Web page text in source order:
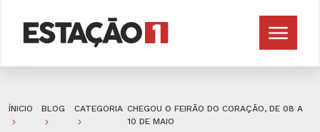
ÍNICIO BLOG CATEGORIA CHEGOU O FEIRÃO DO CORAÇÃO, DE 08 A
10 DE MAIO